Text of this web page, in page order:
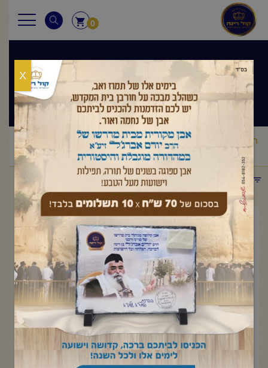
0
שיעורי הרב
ראשי שיעורי הרב /מסר יומי/הרב יורם אברג'ל – המסר היומי –
קבלו את התורה באהבה – י"ב אדר תשפ"ו
תפריט קטגוריות
הרב יורם אברג'ל – המסר היומי –
קבלו את התורה באהבה – י"ב אדר
תשפ"ו
מרץ 1, 2026
Click to accept marketing cookies and
enable this content
X